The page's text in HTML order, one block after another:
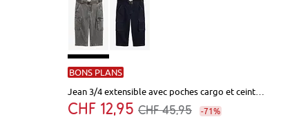
BONS PLANS
CHF 12,95 CHF 45,95 -71%